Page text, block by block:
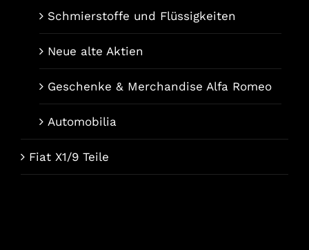
Schmierstoffe und Flüssigkeiten
Neue alte Aktien
Geschenke & Merchandise Alfa Romeo
Automobilia
Fiat X1/9 Teile